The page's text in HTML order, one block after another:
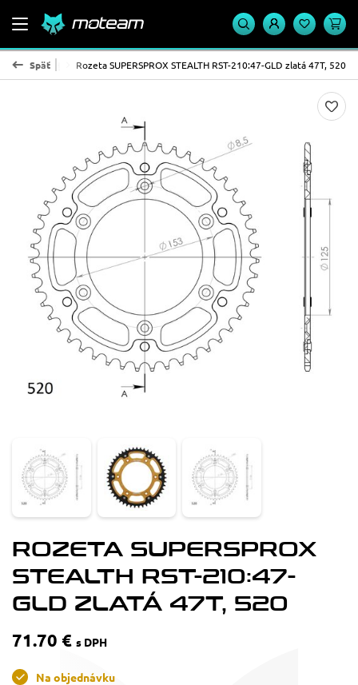
Späť
- STEALTH Rozeta SUPERSPROX STEALTH RST-210:47-GLD zlatá 47T, 520
ROZETA SUPERSPROX
STEALTH RST-210:47-
GLD ZLATÁ 47T, 520
71.70 € s DPH
Na objednávku